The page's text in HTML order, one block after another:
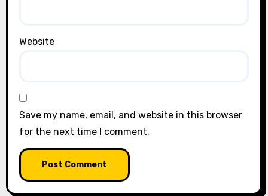
Website
Save my name, email, and website in this browser
for the next time I comment.